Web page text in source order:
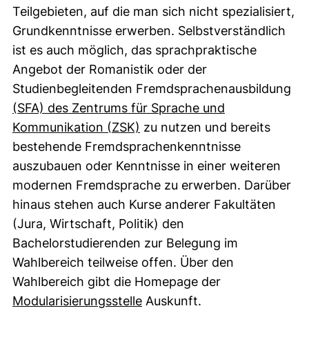
Teilgebieten, auf die man sich nicht spezialisiert,
Grundkenntnisse erwerben. Selbstverständlich
ist es auch möglich, das sprachpraktische
Angebot der Romanistik oder der
Studienbegleitenden Fremdsprachenausbildung
(SFA) des Zentrums für Sprache und
Kommunikation (ZSK) (externer Link, öffnet neues
zu nutzen und bereits
bestehende Fremdsprachenkenntnisse
auszubauen oder Kenntnisse in einer weiteren
modernen Fremdsprache zu erwerben. Darüber
hinaus stehen auch Kurse anderer Fakultäten
(Jura, Wirtschaft, Politik) den
Bachelorstudierenden zur Belegung im
Wahlbereich teilweise offen. Über den
Wahlbereich gibt die Homepage der
Modularisierungsstelle(externer Link, öffnet neues
Auskunft.